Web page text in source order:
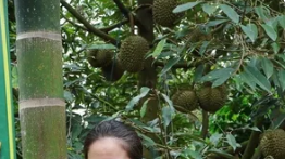
của họ có thể chở một phi
bay đạt tốc độ 322 km/h,
cho mỗi lần sạc. Công
hãng đầu tiên đạt chứng
trong năm nay và hướng